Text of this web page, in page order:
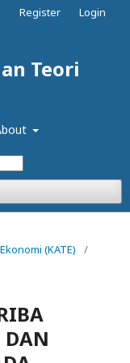
Teori
Register Login
(KATE)
/